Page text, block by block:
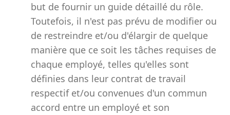
but de fournir un guide détaillé du rôle.
Toutefois, il n'est pas prévu de modifier ou
de restreindre et/ou d'élargir de quelque
manière que ce soit les tâches requises de
chaque employé, telles qu'elles sont
définies dans leur contrat de travail
respectif et/ou convenues d'un commun
accord entre un employé et son